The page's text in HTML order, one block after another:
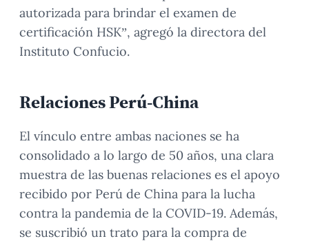
autorizada para brindar el examen de
certificación HSK”, agregó la directora del
Instituto Confucio.
Relaciones Perú-China
El vínculo entre ambas naciones se ha
consolidado a lo largo de 50 años, una clara
muestra de las buenas relaciones es el apoyo
recibido por Perú de China para la lucha
contra la pandemia de la COVID-19. Además,
se suscribió un trato para la compra de